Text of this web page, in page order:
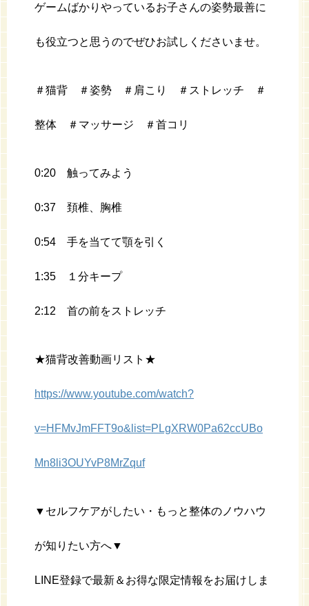
ゲームばかりやっているお子さんの姿勢最善に
も役立つと思うのでぜひお試しくださいませ。
＃猫背 ＃姿勢 ＃肩こり ＃ストレッチ ＃
整体 ＃マッサージ ＃首コリ
0:20 触ってみよう
0:37 頚椎、胸椎
0:54 手を当てて顎を引く
1:35 １分キープ
2:12 首の前をストレッチ
★猫背改善動画リスト★
https://www.youtube.com/watch?
v=HFMvJmFFT9o&list=PLgXRW0Pa62ccUBo
Mn8li3OUYvP8MrZquf
▼セルフケアがしたい・もっと整体のノウハウ
が知りたい方へ▼
LINE登録で最新＆お得な限定情報をお届けしま